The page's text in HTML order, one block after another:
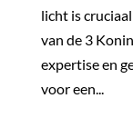
licht is
van de 3
expertise en
voor een...